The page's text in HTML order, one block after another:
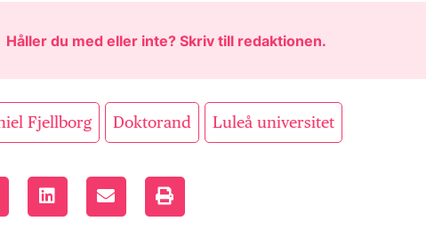
Håller du med eller inte? Skriv till redaktionen.
Fjellborg Doktorand Luleå universitet